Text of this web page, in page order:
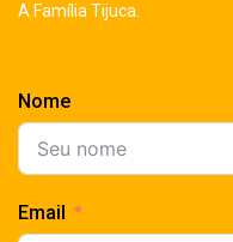
A Família Tijuca.
Nome
Email